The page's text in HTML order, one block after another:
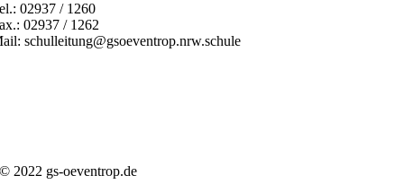
02937 / 1260
02937 / 1262
schulleitung@gsoeventrop.nrw.schule
© 2022 gs-oeventrop.de